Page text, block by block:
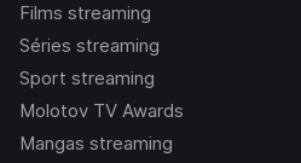
Films streaming
Séries streaming
Sport streaming
Molotov TV Awards
Mangas streaming